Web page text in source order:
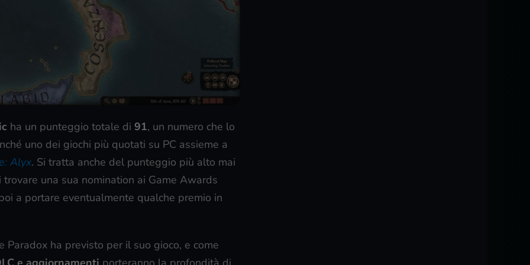
ha un punteggio totale di 91
, un numero che lo
uno dei giochi più quotati su PC assieme a
Alyx
. Si tratta anche del punteggio più alto mai
una sua nomination ai Game Awards
a portare eventualmente qualche premio in
ha previsto per il suo gioco, e come
e aggiornamenti porteranno la profondità di